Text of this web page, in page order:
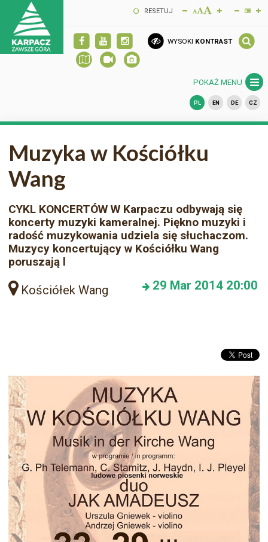
RESETUJ
WYSOKI KONTRAST
POKAŻ MENU
PL EN DE CZ
Muzyka w Kościółku
Wang
CYKL KONCERTÓW W Karpaczu odbywają się
koncerty muzyki kameralnej. Piękno muzyki i
radość muzykowania udziela się słuchaczom.
Muzycy koncertujący w Kościółku Wang
poruszają l
Kościółek Wang 29 Mar 201420:00